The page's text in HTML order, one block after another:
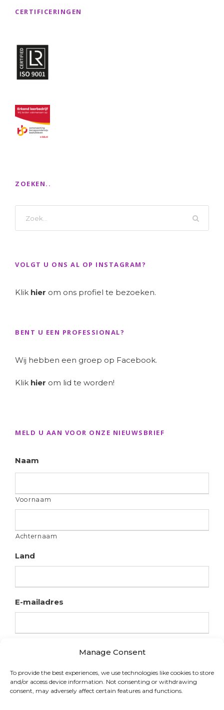
Manage Consent
To provide the best experiences, we use technologies like cookies to store
and/or access device information. Not consenting or withdrawing
consent, may adversely affect certain features and functions.
CERTIFICERINGEN
ZOEKEN..
VOLGT U ONS AL OP INSTAGRAM?
Klik hier om ons profiel te bezoeken.
BENT U EEN PROFESSIONAL?
Wij hebben een groep op Facebook.
Klik hier om lid te worden!
MELD U AAN VOOR ONZE NIEUWSBRIEF
Naam
Voornaam
Achternaam
Land
E-mailadres